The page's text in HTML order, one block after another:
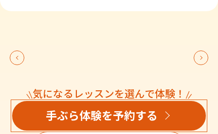
気になるレッスンを選んで体験！
手ぶら体験を予約する